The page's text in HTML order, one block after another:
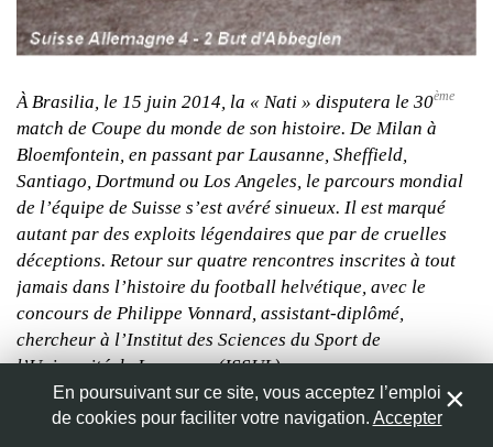
Nom*
Adresse de messagerie
Site web
Enregistrer mon nom, mon e-mail et mon site web dans le
navigateur pour mon prochain commentaire.
le sort de cette rencontre. © www.om4ever.com
À Brasilia, le 15 juin 2014, la « Nati » disputera le 30ème
match de Coupe du monde de son histoire. De Milan à
Bloemfontein, en passant par Lausanne, Sheffield,
Santiago, Dortmund ou Los Angeles, le parcours mondial
de l’équipe de Suisse s’est avéré sinueux. Il est marqué
autant par des exploits légendaires que par de cruelles
déceptions. Retour sur quatre rencontres inscrites à tout
jamais dans l’histoire du football helvétique, avec le
concours de Philippe Vonnard, assistant-diplômé,
chercheur à l’Institut des Sciences du Sport de
l’Université de Lausanne (ISSUL).
Avant de se lancer dans le vif du sujet, une précision nous
paraît importante : la difficulté de comparer des rencontres
En poursuivant sur ce site, vous acceptez l’emploi
de cookies pour faciliter votre navigation. Accepter